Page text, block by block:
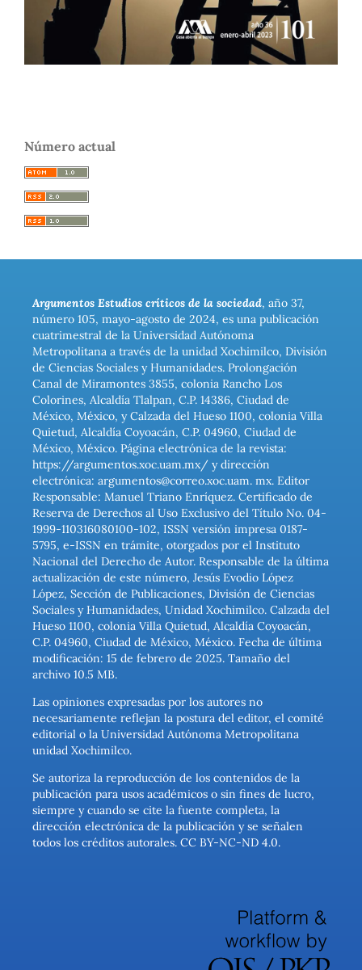
Número actual
Argumentos Estudios críticos de la sociedad, año 37,
número 105, mayo-agosto de 2024, es una publicación
cuatrimestral de la Universidad Autónoma
Metropolitana a través de la unidad Xochimilco, División
de Ciencias Sociales y Humanidades. Prolongación
Canal de Miramontes 3855, colonia Rancho Los
Colorines, Alcaldía Tlalpan, C.P. 14386, Ciudad de
México, México, y Calzada del Hueso 1100, colonia Villa
Quietud, Alcaldía Coyoacán, C.P. 04960, Ciudad de
México, México. Página electrónica de la revista:
https://argumentos.xoc.uam.mx/ y dirección
electrónica: argumentos@correo.xoc.uam. mx. Editor
Responsable: Manuel Triano Enríquez. Certificado de
Reserva de Derechos al Uso Exclusivo del Título No. 04-
1999-110316080100-102, ISSN versión impresa 0187-
5795, e-ISSN en trámite, otorgados por el Instituto
Nacional del Derecho de Autor. Responsable de la última
actualización de este número, Jesús Evodio López
López, Sección de Publicaciones, División de Ciencias
Sociales y Humanidades, Unidad Xochimilco. Calzada del
Hueso 1100, colonia Villa Quietud, Alcaldía Coyoacán,
C.P. 04960, Ciudad de México, México. Fecha de última
modificación: 15 de febrero de 2025. Tamaño del
archivo 10.5 MB.
Las opiniones expresadas por los autores no
necesariamente reflejan la postura del editor, el comité
editorial o la Universidad Autónoma Metropolitana
unidad Xochimilco.
Se autoriza la reproducción de los contenidos de la
publicación para usos académicos o sin fines de lucro,
siempre y cuando se cite la fuente completa, la
dirección electrónica de la publicación y se señalen
todos los créditos autorales. CC BY-NC-ND 4.0.